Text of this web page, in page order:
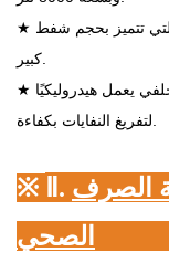
★ مزودة بمضخة تفريغ من نوع دوران الماء، والتي تتميز بحجم شفط
★ يتميز الخزان بنظام رفع هيدروليكي وغطاء خلفي يعمل هيدروليكيًا
※ Ⅱ. الصرف